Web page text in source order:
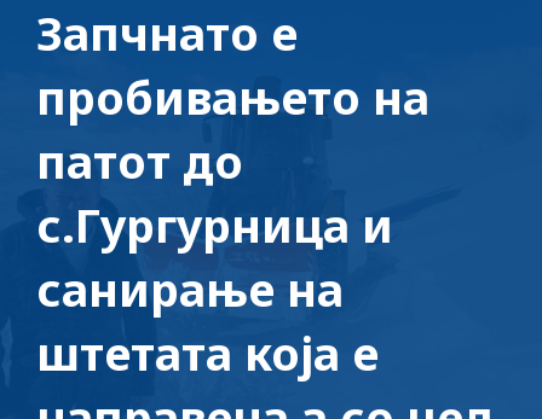
Запчнато е
пробивањето на
патот до
с.Гургурница и
санирање на
штетата која е